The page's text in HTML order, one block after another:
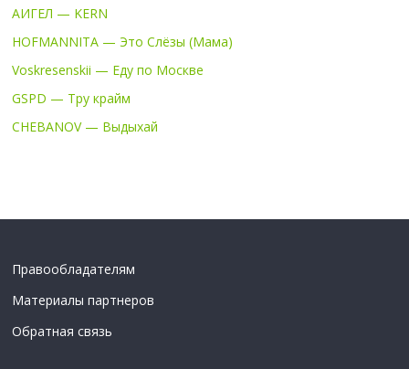
АИГЕЛ — KERN
HOFMANNITA — Это Слёзы (Мама)
Voskresenskii — Еду по Москве
GSPD — Тру крайм
CHEBANOV — Выдыхай
Правообладателям
Материалы партнеров
Обратная связь